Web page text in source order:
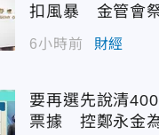
扣風暴 金管會祭
6小時前 財經
要再選先說清
票據 控鄭永金